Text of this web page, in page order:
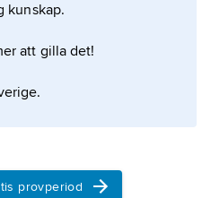
kunskap.
att gilla det!
provperiod